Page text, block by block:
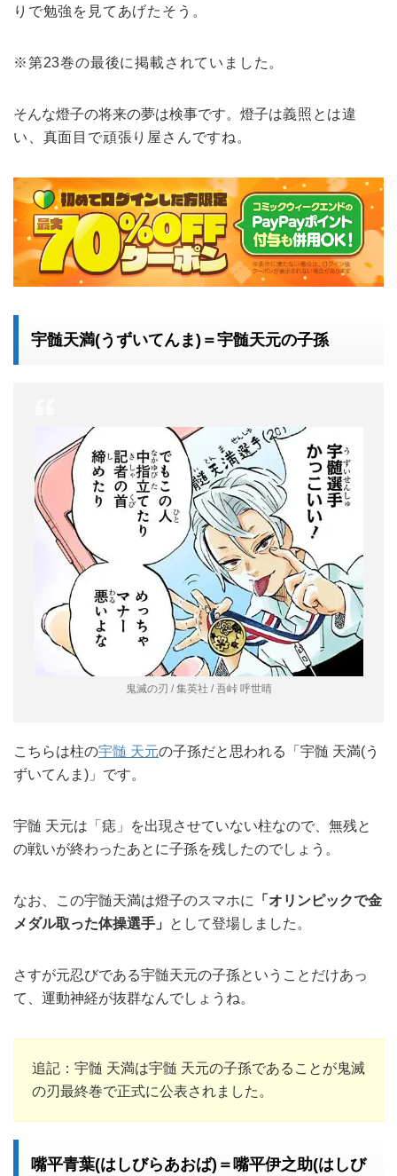
りで勉強を見てあげたそう。
※第23巻の最後に掲載されていました。
そんな燈子の将来の夢は検事です。燈子は義照とは違
い、真面目で頑張り屋さんですね。
宇髄天満(うずいてんま)＝宇髄天元の子孫
鬼滅の刃 / 集英社 / 吾峠 呼世晴
こちらは柱の宇髄 天元の子孫だと思われる「宇髄 天満(う
ずいてんま)」です。
宇髄 天元は「痣」を出現させていない柱なので、無残と
の戦いが終わったあとに子孫を残したのでしょう。
なお、この宇髄天満は燈子のスマホに 「 オリンピックで金
メダル取った体操選手」
として登場しました。
さすが元忍びである宇髄天元の子孫ということだけあっ
て、運動神経が抜群なんでしょうね。
追記：宇髄 天満は宇髄 天元の子孫であることが鬼滅
の刃最終巻で正式に公表されました。
嘴平青葉(はしびらあおば)＝嘴平伊之助(はしび